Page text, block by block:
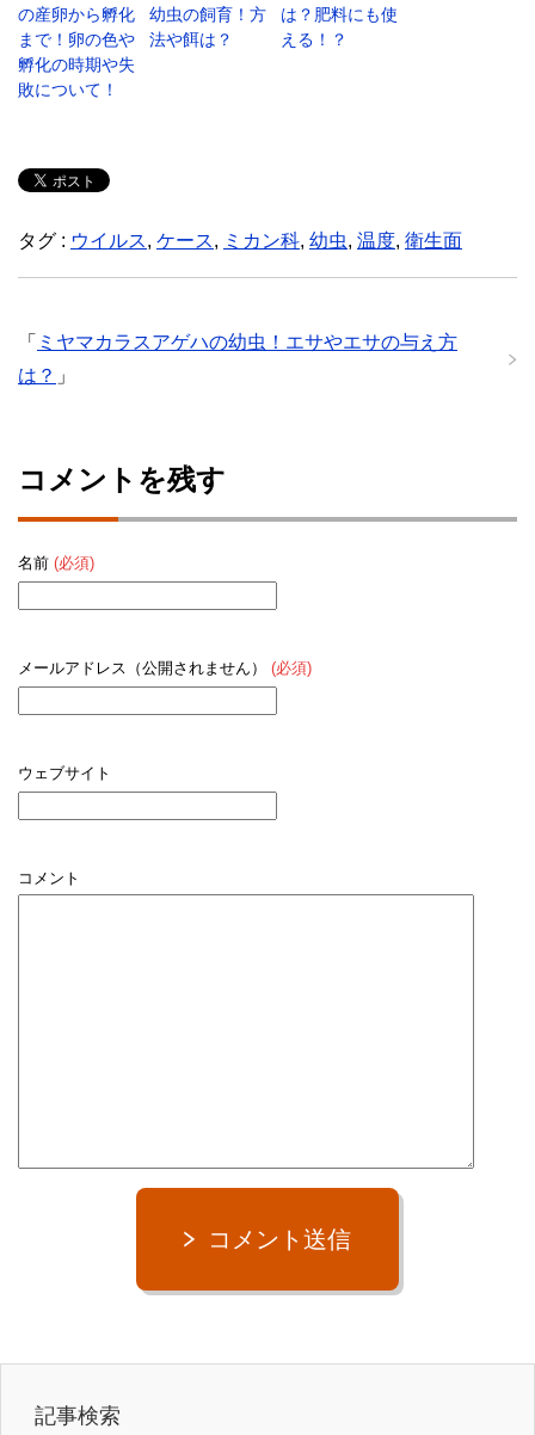
の産卵から孵化
まで！卵の色や
孵化の時期や失
敗について！
幼虫の飼育！方
法や餌は？
は？肥料にも使
える！？
タグ : ウイルス, ケース, ミカン科, 幼虫, 温度, 衛生面
「 ミヤマカラスアゲハの幼虫！エサやエサの与え方
は？ 」
コメントを残す
名前 (必須)
メールアドレス（公開されません） (必須)
ウェブサイト
コメント
コメント送信
記事検索